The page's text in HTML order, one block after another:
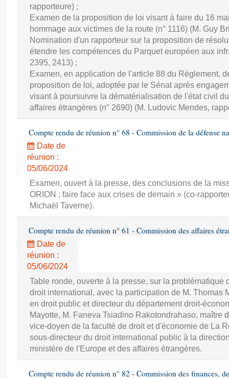
rapporteure) ;
Examen de la proposition de loi visant à faire du 16
hommage aux victimes de la route (n° 1116) (M. Guy
Nomination d'un rapporteur sur la proposition de
étendre les compétences du Parquet européen aux
2395, 2413) ;
Examen, en application de l'article 88 du Règlement,
proposition de loi, adoptée par le Sénat après
visant à poursuivre la dématérialisation de l'état civil
affaires étrangères (n° 2690) (M. Ludovic Mendes,
Compte rendu de réunion n° 68 - Commission de la défense
Date de
réunion :
05/06/2024
Examen, ouvert à la presse, des conclusions de la
ORION : faire face aux crises de demain » (co-
Michaël Taverne).
Compte rendu de réunion n° 61 - Commission des affaires
Date de
réunion :
05/06/2024
Table ronde, ouverte à la presse, sur la problématique
droit international, avec la participation de M. Thomas
en droit public et directeur du département droit-
Mayotte, M. Faneva Tsiadino Rakotondrahaso, maître
vice-doyen de la faculté de droit et d'économie de La
sous-directeur du droit international public à la
ministère de l'Europe et des affaires étrangères.
Compte rendu de réunion n° 82 - Commission des finances,